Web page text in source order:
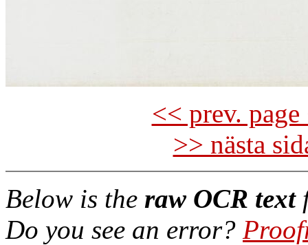
<< prev.
>> nästa
Below is the raw OCR text
Do you see an error?